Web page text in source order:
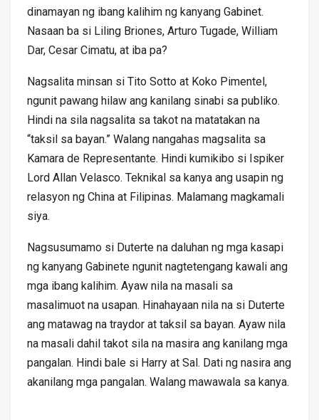
dinamayan ng ibang kalihim ng kanyang Gabinet.
Nasaan ba si Liling Briones, Arturo Tugade, William
Dar, Cesar Cimatu, at iba pa?
Nagsalita minsan si Tito Sotto at Koko Pimentel,
ngunit pawang hilaw ang kanilang sinabi sa publiko.
Hindi na sila nagsalita sa takot na matatakan na
“taksil sa bayan.” Walang nangahas magsalita sa
Kamara de Representante. Hindi kumikibo si Ispiker
Lord Allan Velasco. Teknikal sa kanya ang usapin ng
relasyon ng China at Filipinas. Malamang magkamali
siya.
Nagsusumamo si Duterte na daluhan ng mga kasapi
ng kanyang Gabinete ngunit nagtetengang kawali ang
mga ibang kalihim. Ayaw nila na masali sa
masalimuot na usapan. Hinahayaan nila na si Duterte
ang matawag na traydor at taksil sa bayan. Ayaw nila
na masali dahil takot sila na masira ang kanilang mga
pangalan. Hindi bale si Harry at Sal. Dati ng nasira ang
akanilang mga pangalan. Walang mawawala sa kanya.